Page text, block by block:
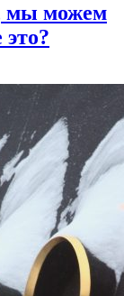
мы можем
это?